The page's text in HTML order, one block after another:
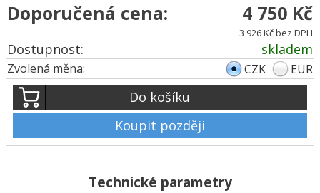
Doporučená cena: 4 750 Kč
3 926 Kč bez DPH
Dostupnost: skladem
Zvolená měna: CZK EUR
Do košíku
Koupit později
Technické parametry